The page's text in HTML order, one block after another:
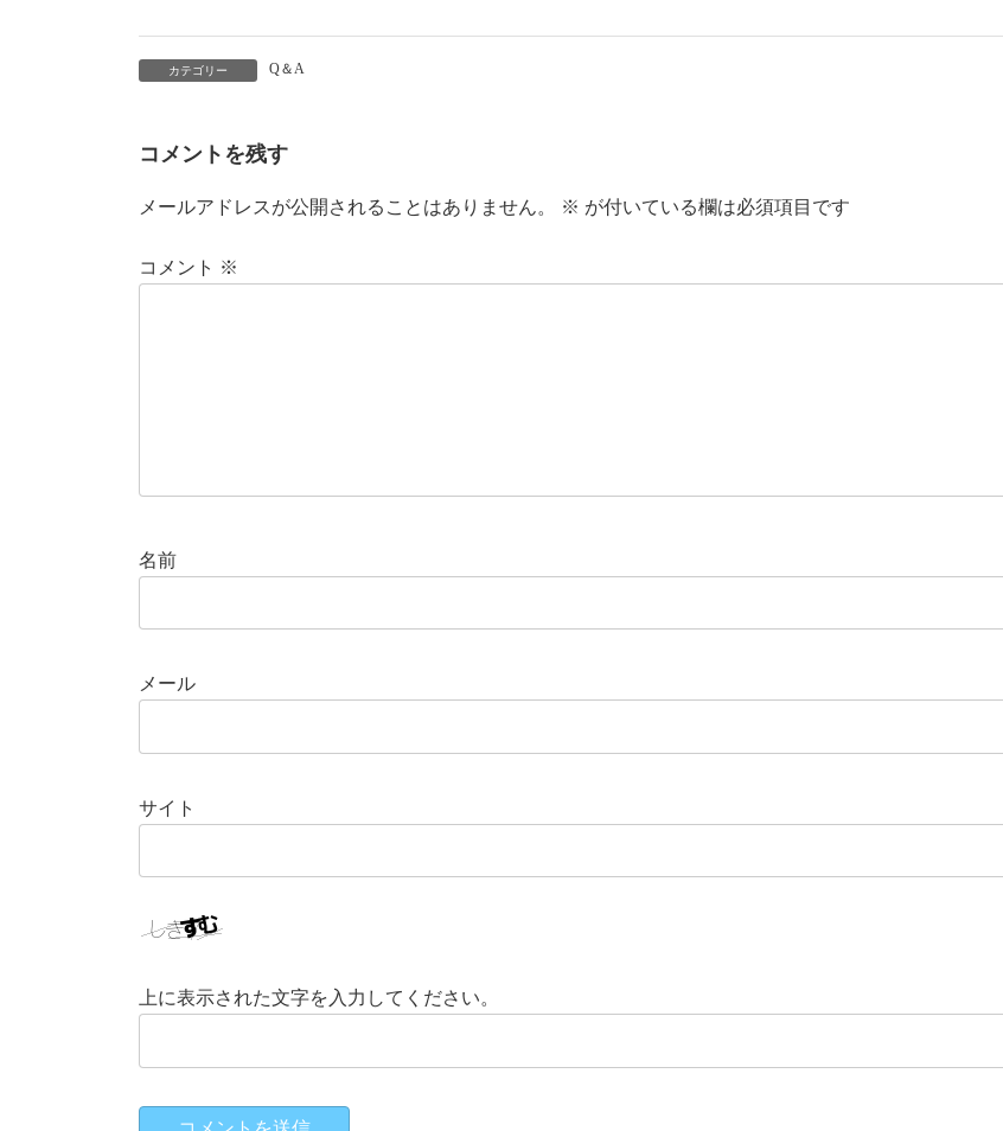
カテゴリー Q＆A
コメントを残す
メールアドレスが公開されることはありません。 ※ が付いている欄は必須項目です
コメント ※
名前
メール
サイト
上に表示された文字を入力してください。